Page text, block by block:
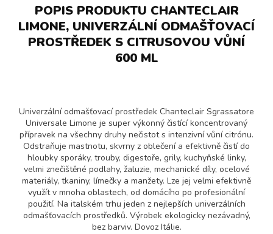
POPIS PRODUKTU CHANTECLAIR
LIMONE, UNIVERZÁLNÍ ODMAŠŤOVACÍ
PROSTŘEDEK S CITRUSOVOU VŮNÍ
600 ML
Univerzální odmašťovací prostředek Chanteclair Sgrassatore
Universale Limone je super výkonný čistící koncentrovaný
přípravek na všechny druhy nečistot s intenzivní vůní citrónu.
Odstraňuje mastnotu, skvrny z oblečení a efektivně čistí do
hloubky sporáky, trouby, digestoře, grily, kuchyňské linky,
velmi znečištěné podlahy, žaluzie, mechanické díly, ocelové
materiály, tkaniny, límečky a manžety. Lze jej velmi efektivně
využít v mnoha oblastech, od domácího po profesionální
použití. Na italském trhu jeden z nejlepších univerzálních
odmašťovacích prostředků. Výrobek ekologicky nezávadný,
bez barviv. Dovoz Itálie.